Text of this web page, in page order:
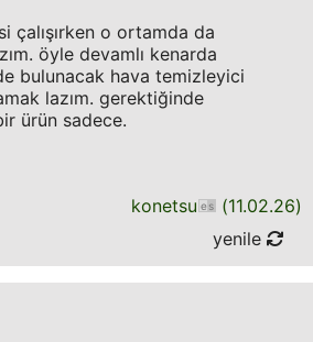
çalışırken o ortamda da
öyle devamlı kenarda
bulunacak hava temizleyici
lazım. gerektiğinde
ürün sadece.
konetsu (11.02.26)
yenile